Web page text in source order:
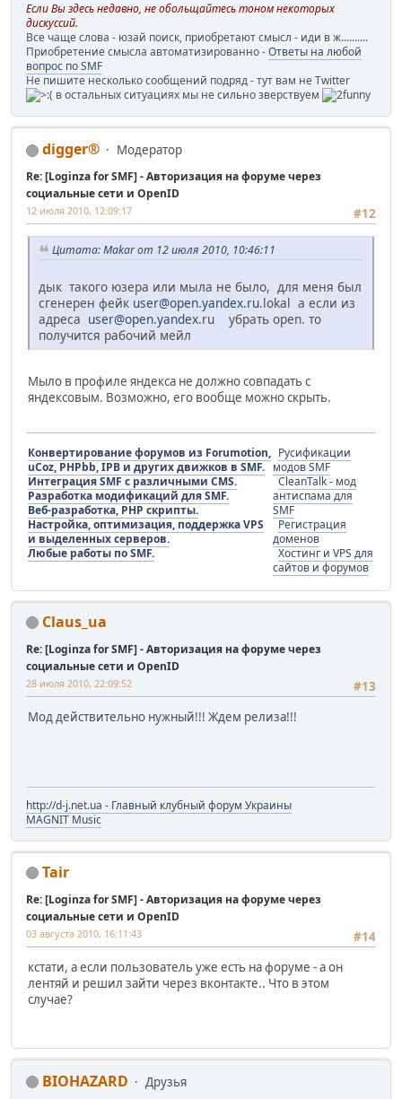
Если Вы здесь недавно, не обольщайтесь тоном некоторых
дискуссий.
Все чаще слова - юзай поиск, приобретают смысл - иди в ж..........
Приобретение смысла автоматизированно -Ответы на любой
вопрос по SMF
Не пишите несколько сообщений подряд - тут вам не Twitter
в остальных ситуациях мы не сильно зверствуем
digger® Модератор
Re: [Loginza for SMF] - Авторизация на форуме через
социальные сети и OpenID
#12
12 июля 2010, 12:09:17
Цитата: Makar от 12 июля 2010, 10:46:11
дык такого юзера или мыла не было, для меня был
сгенерен фейк user@open.yandex.ru.lokal а если из
адреса user@open.yandex.ru убрать open. то
получится рабочий мейл
Мыло в профиле яндекса не должно совпадать с
яндексовым. Возможно, его вообще можно скрыть.
Конвертирование форумов из Forumotion,
uCoz, PHPbb, IPB и других движков в SMF.
Интеграция SMF с различными CMS.
Разработка модификаций для SMF.
Веб-разработка, PHP скрипты.
Настройка, оптимизация, поддержка VPS
и выделенных серверов.
Любые работы по SMF.
Русификации
модов SMF
CleanTalk - мод
антиспама для
SMF
Регистрация
доменов
Хостинг и VPS для
сайтов и форумов
Claus_ua
Re: [Loginza for SMF] - Авторизация на форуме через
социальные сети и OpenID
#13
28 июля 2010, 22:09:52
Мод действительно нужный!!! Ждем релиза!!!
http://d-j.net.ua - Главный клубный форум Украины
MAGNIT Music
Tair
Re: [Loginza for SMF] - Авторизация на форуме через
социальные сети и OpenID
#14
03 августа 2010, 16:11:43
кстати, а если пользователь уже есть на форуме - а он
лентяй и решил зайти через вконтакте.. Что в этом
случае?
BIOHAZARD Друзья